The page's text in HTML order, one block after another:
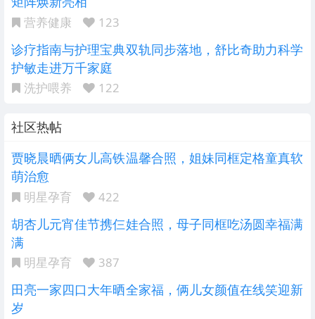
营养健康 123
诊疗指南与护理宝典双轨同步落地，舒比奇助力科学
护敏走进万千家庭
洗护喂养 122
社区热帖
贾晓晨晒俩女儿高铁温馨合照，姐妹同框定格童真软
萌治愈
明星孕育 422
胡杏儿元宵佳节携仨娃合照，母子同框吃汤圆幸福满
满
明星孕育 387
田亮一家四口大年晒全家福，俩儿女颜值在线笑迎新
岁